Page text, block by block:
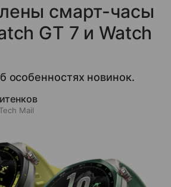
смарт-часы
GT 7 и Watch
особенностях новинок.
Mail